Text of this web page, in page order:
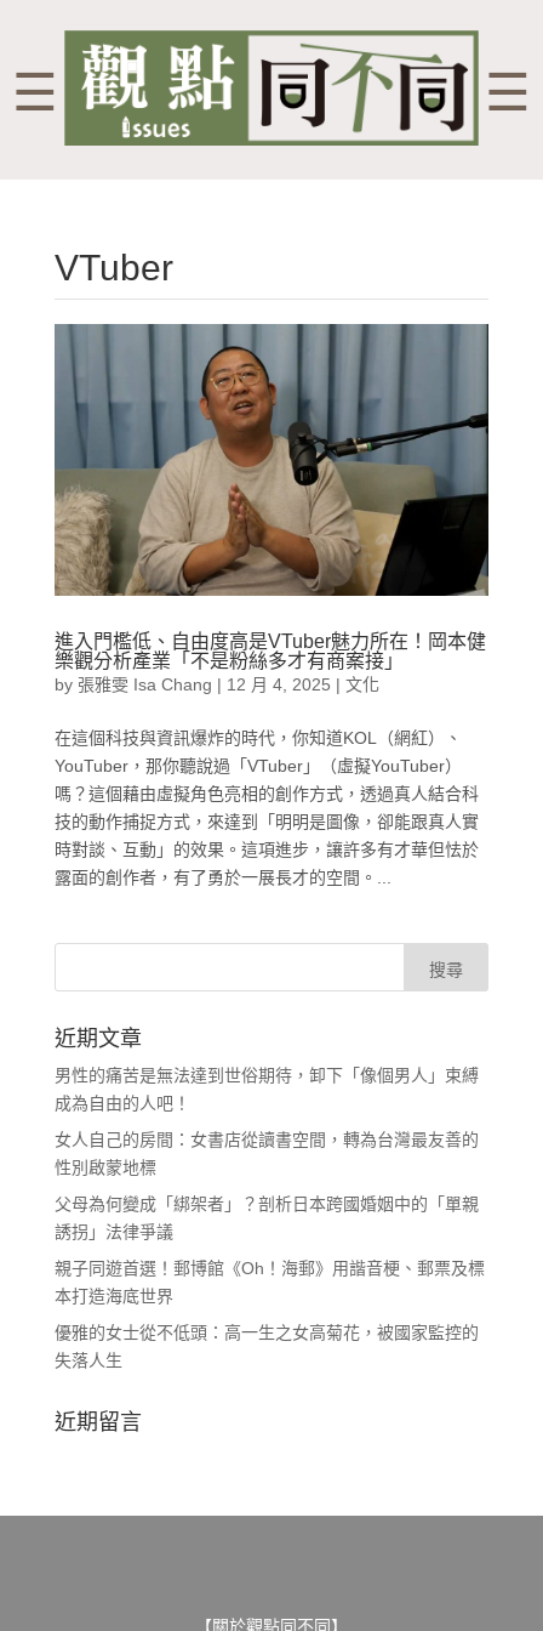
☰ ☰
VTuber
進入門檻低、自由度高是VTuber魅力所在！岡本健
樂觀分析產業「不是粉絲多才有商案接」
by 張雅雯 Isa Chang | 12 月 4, 2025 | 文化
在這個科技與資訊爆炸的時代，你知道KOL（網紅）、
YouTuber，那你聽說過「VTuber」（虛擬YouTuber）
嗎？這個藉由虛擬角色亮相的創作方式，透過真人結合科
技的動作捕捉方式，來達到「明明是圖像，卻能跟真人實
時對談、互動」的效果。這項進步，讓許多有才華但怯於
露面的創作者，有了勇於一展長才的空間。...
近期文章
男性的痛苦是無法達到世俗期待，卸下「像個男人」束縛
成為自由的人吧！
女人自己的房間：女書店從讀書空間，轉為台灣最友善的
性別啟蒙地標
父母為何變成「綁架者」？剖析日本跨國婚姻中的「單親
誘拐」法律爭議
親子同遊首選！郵博館《Oh！海郵》用諧音梗、郵票及標
本打造海底世界
優雅的女士從不低頭：高一生之女高菊花，被國家監控的
失落人生
近期留言
【關於觀點同不同】